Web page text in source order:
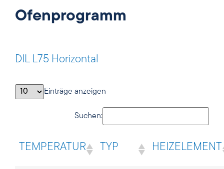
Ofenprogramm
DIL L75 Horizontal
Einträge anzeigen
Suchen:
TEMPERATUR TYP HEIZELEMENT